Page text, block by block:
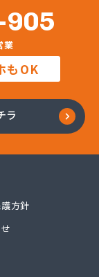
業
もOK
ラ
方針